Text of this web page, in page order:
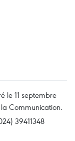
le 11 septembre
Communication.
39411348